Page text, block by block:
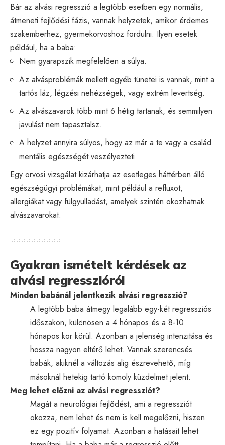
Bár az alvási regresszió a legtöbb esetben egy normális,
átmeneti fejlődési fázis, vannak helyzetek, amikor érdemes
szakemberhez, gyermekorvoshoz fordulni. Ilyen esetek
például, ha a baba:
Nem gyarapszik megfelelően a súlya.
Az alvásproblémák mellett egyéb tünetei is vannak, mint a
tartós láz, légzési nehézségek, vagy extrém levertség.
Az alvászavarok több mint 6 hétig tartanak, és semmilyen
javulást nem tapasztalsz.
A helyzet annyira súlyos, hogy az már a te vagy a család
mentális egészségét veszélyezteti.
Egy orvosi vizsgálat kizárhatja az esetleges háttérben álló
egészségügyi problémákat, mint például a refluxot,
allergiákat vagy fülgyulladást, amelyek szintén okozhatnak
alvászavarokat.
Gyakran ismételt kérdések az
alvási regresszióról
Minden babánál jelentkezik alvási regresszió?
A legtöbb baba átmegy legalább egy-két regressziós
időszakon, különösen a 4 hónapos és a 8-10
hónapos kor körül. Azonban a jelenség intenzitása és
hossza nagyon eltérő lehet. Vannak szerencsés
babák, akiknél a változás alig észrevehető, míg
másoknál hetekig tartó komoly küzdelmet jelent.
Meg lehet előzni az alvási regressziót?
Magát a neurológiai fejlődést, ami a regressziót
okozza, nem lehet és nem is kell megelőzni, hiszen
ez egy pozitív folyamat. Azonban a hatásait lehet